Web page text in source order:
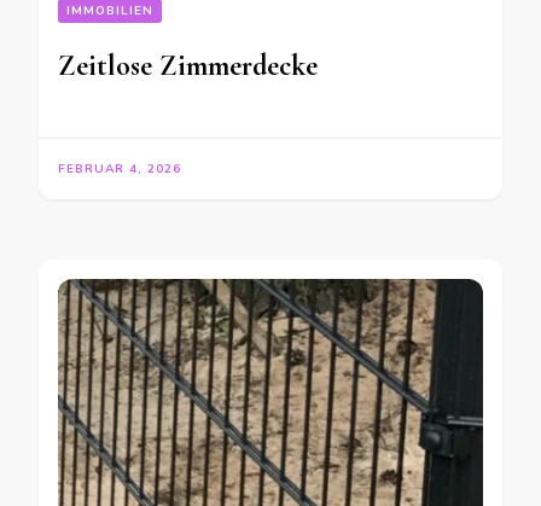
IMMOBILIEN
Zeitlose Zimmerdecke
FEBRUAR 4, 2026